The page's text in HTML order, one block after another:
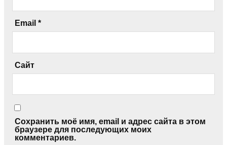
Email *
Сайт
Сохранить моё имя, email и адрес сайта в этом
браузере для последующих моих
комментариев.